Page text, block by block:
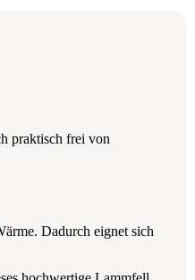
praktisch frei von
Dadurch eignet sich